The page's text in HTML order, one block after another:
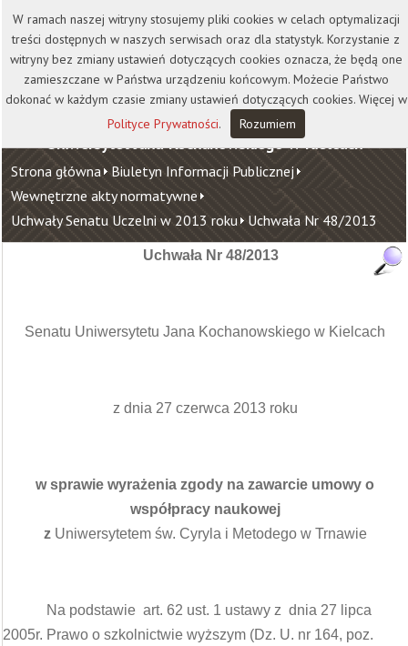
Kontakt Biblioteka
Wydawnictwo
Wirtualna Uczelnia
Uniwersytet Jana Kochanowskiego w Kielcach
Strona główna Biuletyn Informacji Publicznej
Wewnętrzne akty normatywne
Uchwały Senatu Uczelni w 2013 roku Uchwała Nr 48/2013
Uchwała Nr 48/2013
Senatu Uniwersytetu Jana Kochanowskiego w Kielcach
z dnia 27 czerwca 2013 roku
w sprawie wyrażenia zgody na zawarcie umowy o
współpracy naukowej
z Uniwersytetem św. Cyryla i Metodego w Trnawie
Na podstawie art. 62 ust. 1 ustawy z dnia 27 lipca
2005r. Prawo o szkolnictwie wyższym (Dz. U. nr 164, poz.
W ramach naszej witryny stosujemy pliki cookies w celach optymalizacji
treści dostępnych w naszych serwisach oraz dla statystyk. Korzystanie z
witryny bez zmiany ustawień dotyczących cookies oznacza, że będą one
zamieszczane w Państwa urządzeniu końcowym. Możecie Państwo
dokonać w każdym czasie zmiany ustawień dotyczących cookies. Więcej w
Polityce Prywatności. Rozumiem